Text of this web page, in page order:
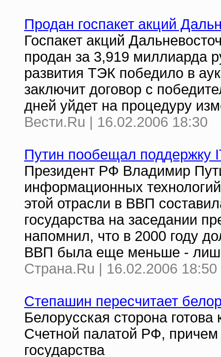
Продан госпакет акций
Госпакет акций
продан за 3,919 миллиарда
развития ТЭК победило в
заключит договор с
дней уйдет на процедуру
Вести.Ru | 16.02.2006 18:30
Путин пообещал поддержку
Президент РФ Владимир
информационных
этой отрасли в ВВП
государства на заседании
напомнил, что в 2000 году
ВВП была еще меньше -
Страна.Ru | 16.02.2006 18:50
Степашин пересчитает
Белорусская сторона
Счетной палатой РФ,
государства